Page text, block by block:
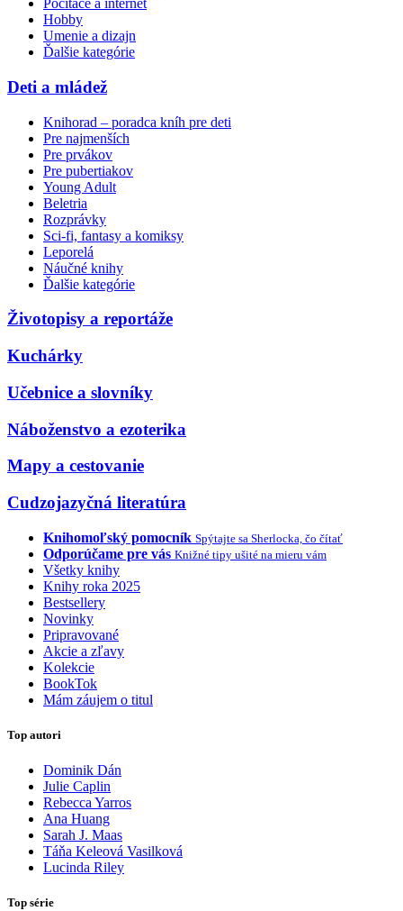
Počítače a internet
Hobby
Umenie a dizajn
Ďalšie kategórie
Deti a mládež
Knihorad – poradca kníh pre deti
Pre najmenších
Pre prvákov
Pre pubertiakov
Young Adult
Beletria
Rozprávky
Sci-fi, fantasy a komiksy
Leporelá
Náučné knihy
Ďalšie kategórie
Životopisy a reportáže
Kuchárky
Učebnice a slovníky
Náboženstvo a ezoterika
Mapy a cestovanie
Cudzojazyčná literatúra
Knihomoľský pomocník Spýtajte sa Sherlocka, čo čítať
Odporúčame pre vás Knižné tipy ušité na mieru vám
Všetky knihy
Knihy roka 2025
Bestsellery
Novinky
Pripravované
Akcie a zľavy
Kolekcie
BookTok
Mám záujem o titul
Top autori
Dominik Dán
Julie Caplin
Rebecca Yarros
Ana Huang
Sarah J. Maas
Táňa Keleová Vasilková
Lucinda Riley
Top série